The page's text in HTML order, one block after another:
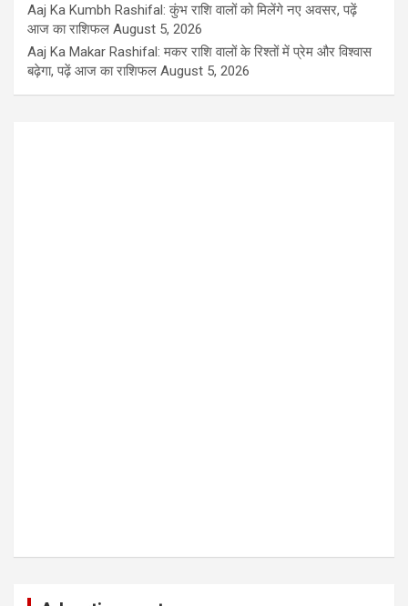
Aaj Ka Kumbh Rashifal: कुंभ राशि वालों को मिलेंगे नए अवसर, पढ़ें
आज का राशिफल August 5, 2026
Aaj Ka Makar Rashifal: मकर राशि वालों के रिश्तों में प्रेम और विश्वास
बढ़ेगा, पढ़ें आज का राशिफल August 5, 2026